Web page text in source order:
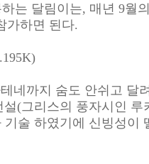
는 달림이는, 매년 9월
가하면 된다.
네까지 숨도 안쉬고 달
(그리스의 풍자시인 루
기술 하였기에 신빙성이